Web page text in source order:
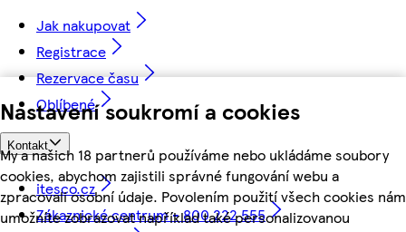
Nastavení soukromí a cookies
My a našich 18 partnerů používáme nebo ukládáme soubory
cookies, abychom zajistili správné fungování webu a
zpracovali osobní údaje. Povolením použití všech cookies nám
umožníte zobrazovat například také personalizovanou
Jak nakupovat
Registrace
Rezervace času
Oblíbené
Kontakt
itesco.cz
Zákaznické centrum - 800 222 555